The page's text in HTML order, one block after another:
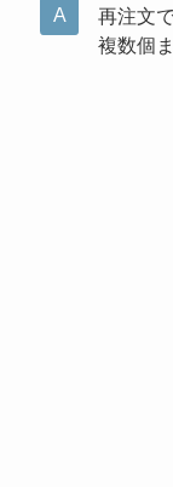
再注文
複数個